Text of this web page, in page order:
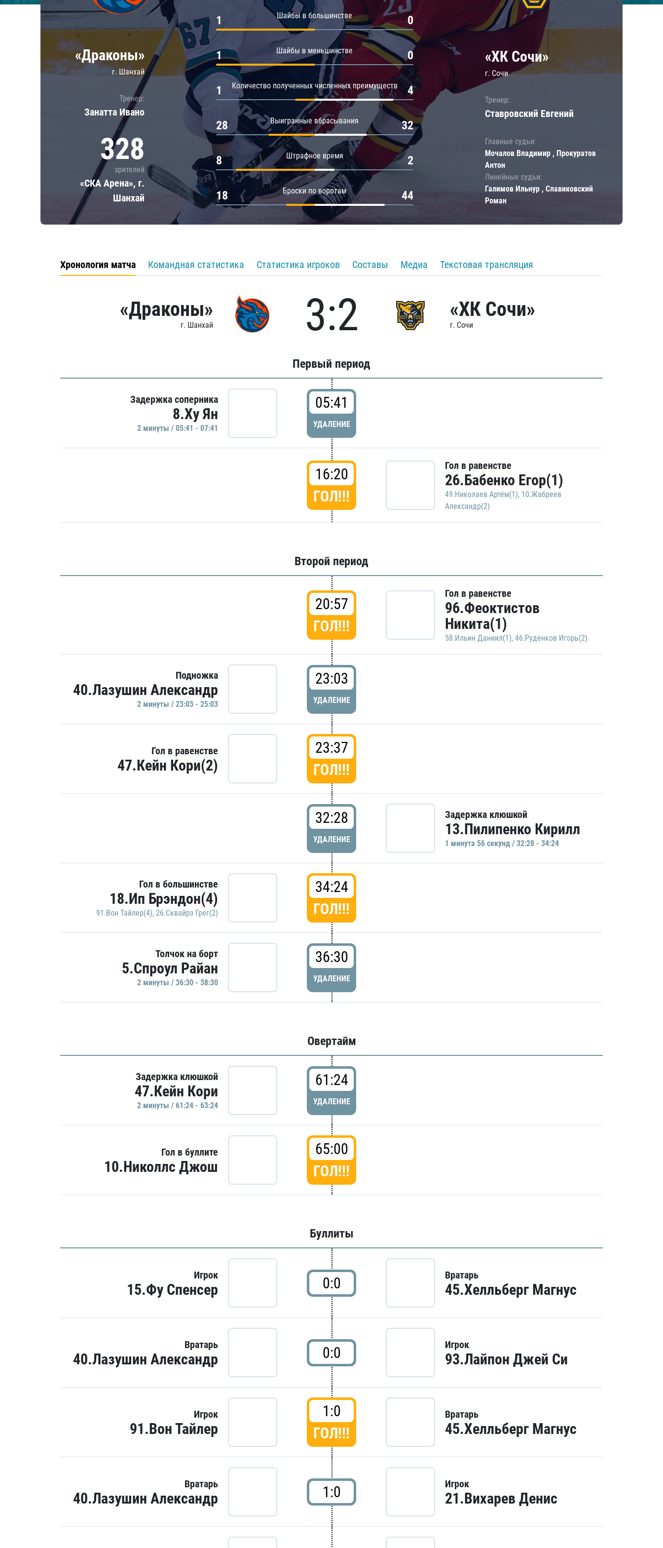
Локомотив
Шанхайские Драконы
Амур
Барыс
Салават Юлаев
«Драконы»
г. Шанхай
Тренер:
Занатта Иванo
328
зрителей
«СКА Арена», г.
Шанхай
Шайбы в большинстве
1 0
Шайбы в меньшинстве
1 0
Количество полученных численных преимуществ
1 4
Выигранные вбрасывания
28 32
Штрафное время
8 2
Броски по воротам
18 44
«ХК Сочи»
г. Сочи
Тренер:
Ставровский Евгений
Главные судьи:
Мочалов Владимир , Прокуратов
Антон
Линейные судьи:
Галимов Ильнур , Славиковский
Роман
Хронология матча Командная статистика Статистика игроков Составы Медиа Текстовая трансляция
«Драконы»
г. Шанхай 3:2 «ХК Сочи»
г. Сочи
Первый период
Задержка соперника
8.Ху Ян
2 минуты / 05:41 - 07:41
05:41
УДАЛЕНИЕ
16:20
ГОЛ!!!
Гол в равенстве
26.Бабенко Егор(1)
49.Николаев Артём(1), 10.Жабреев
Александр(2)
Второй период
20:57
ГОЛ!!!
Гол в равенстве
96.Феоктистов
Никита(1)
58.Ильин Даниил(1), 46.Руденков Игорь(2)
Подножка
40.Лазушин Александр
2 минуты / 23:03 - 25:03
23:03
УДАЛЕНИЕ
Гол в равенстве
47.Кейн Кори(2)
23:37
ГОЛ!!!
32:28
УДАЛЕНИЕ
Задержка клюшкой
13.Пилипенко Кирилл
1 минутa 56 секунд / 32:28 - 34:24
Гол в большинстве
18.Ип Брэндон(4)
91.Вон Тайлер(4), 26.Сквайрз Грег(2)
34:24
ГОЛ!!!
Толчок на борт
5.Спроул Райан
2 минуты / 36:30 - 38:30
36:30
УДАЛЕНИЕ
Овертайм
Задержка клюшкой
47.Кейн Кори
2 минуты / 61:24 - 63:24
61:24
УДАЛЕНИЕ
Гол в буллите
10.Николлс Джош
65:00
ГОЛ!!!
Буллиты
Игрок
15.Фу Спенсер 0:0 Вратарь
45.Хелльберг Магнус
Вратарь
40.Лазушин Александр 0:0 Игрок
93.Лайпон Джей Си
Игрок
91.Вон Тайлер
1:0
ГОЛ!!!
Вратарь
45.Хелльберг Магнус
Вратарь
40.Лазушин Александр 1:0 Игрок
21.Вихарев Денис